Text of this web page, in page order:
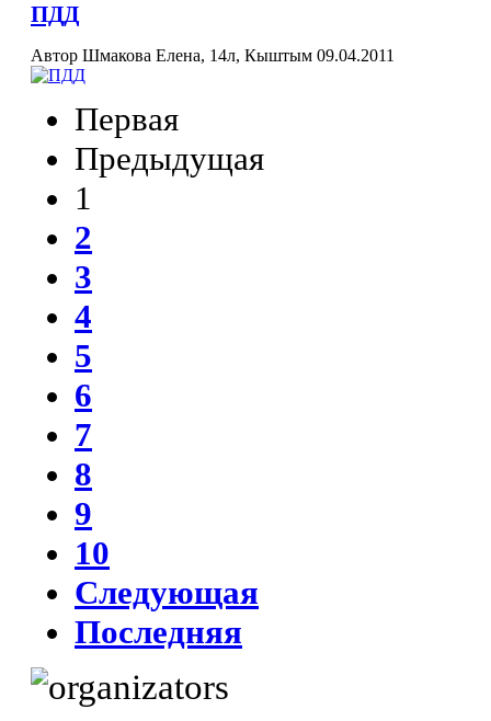
ПДД
Автор Шмакова Елена, 14л, Кыштым 09.04.2011
Первая
Предыдущая
1
2
3
4
5
6
7
8
9
10
Следующая
Последняя